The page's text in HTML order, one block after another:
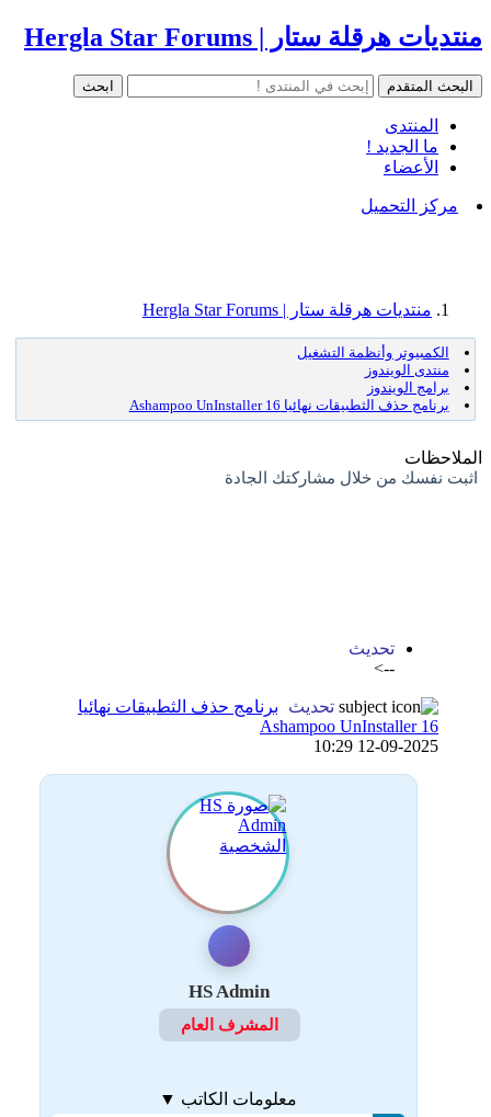
منتديات هرقلة ستار | Hergla Star Forums
المنتدى
ما الجديد !
الأعضاء
مركز التحميل
منتديات هرقلة ستار | Hergla Star Forums
الكمبيوتر وأنظمة التشغيل
منتدى الويندوز
برامج الويندوز
برنامج حذف الثطبيقات نهائيا Ashampoo UnInstaller 16
الملاحظات
اثبت نفسك من خلال مشاركتك الجادة
تحديث
-->
تحديث
برنامج حذف الثطبيقات نهائيا
Ashampoo UnInstaller 16
12-09-2025 10:29
HS Admin
المشرف العام
معلومات الكاتب ▼